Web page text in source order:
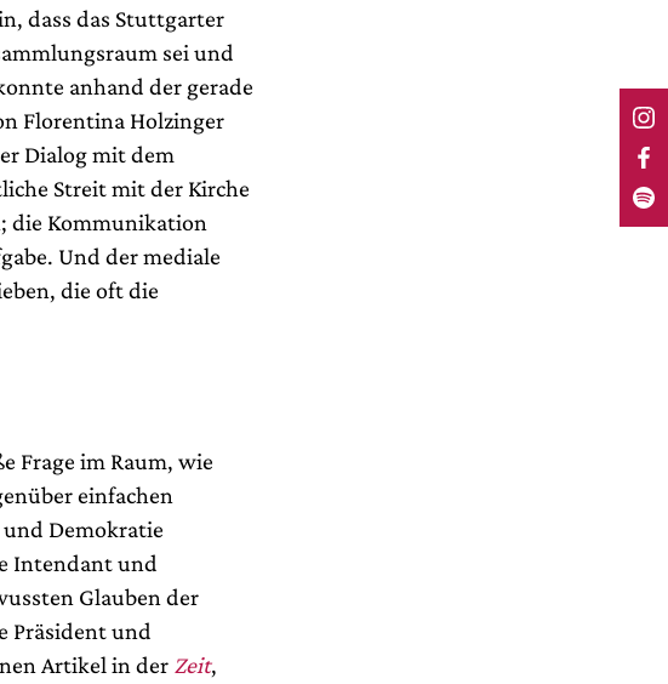
dass das Stuttgarter
sei und
anhand der gerade
Florentina Holzinger
Dialog mit dem
Streit mit der Kirche
die Kommunikation
Und der mediale
die oft die
Frage im Raum, wie
einfachen
Demokratie
Intendant und
Glauben der
Präsident und
Artikel in der Zeit,